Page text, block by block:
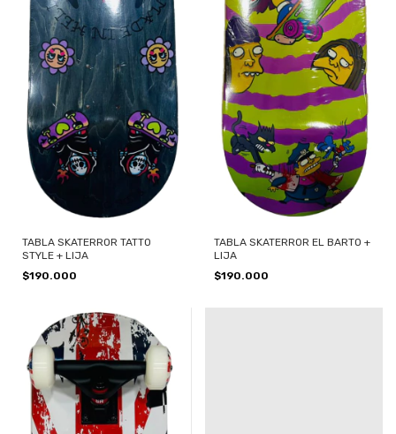
TABLA SKATERROR TATTO
STYLE + LIJA
$190.000
TABLA SKATERROR EL BARTO +
LIJA
$190.000